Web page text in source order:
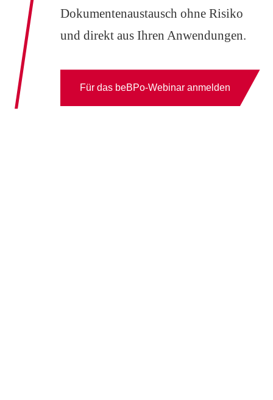
UnternehmenDokumentenaustausch ohne Risiko
und direkt aus Ihren Anwendungen.
Für das beBPo-Webinar anmelden